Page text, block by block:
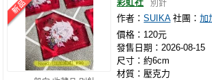
彩虹社 別針
作者：SUIKA 社團：加
價格：120元
發售日期：2026-08-15
尺寸：約6cm
材質：壓克力